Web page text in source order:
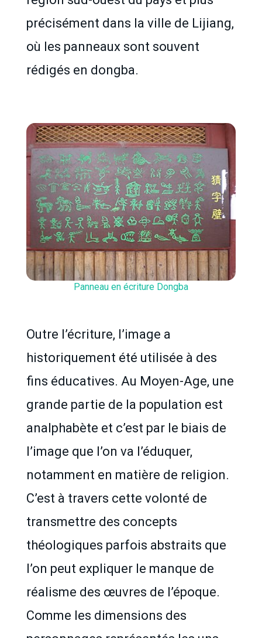
précisément dans la ville de Lijiang,
où les panneaux sont souvent
rédigés en dongba.
Panneau en écriture Dongba
Outre l’écriture, l’image a
historiquement été utilisée à des
fins éducatives. Au Moyen-Age, une
grande partie de la population est
analphabète et c’est par le biais de
l’image que l’on va l’éduquer,
notamment en matière de religion.
C’est à travers cette volonté de
transmettre des concepts
théologiques parfois abstraits que
l’on peut expliquer le manque de
réalisme des œuvres de l’époque.
Comme les dimensions des